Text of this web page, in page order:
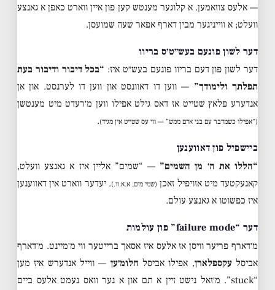
— אלעס צוזאמען. א קלוגער מענטש קען פון איין ווארט כאפן א גאנצע
וועלט; א ווייניגער מבין דארף אפאר שעה שמועסן.
דער לשון פונעם בעש״ט׳ס בריוו
דער לשון פון דעם בריוו פונעם בעש״ט איז: “בכל דיבור ודיבור בעת
תפלתך ולימודך” — ווען דו דאוונסט און ווען דו לערנסט. און אן
אנדערע פלאץ שטייט אז דאס גילט אפילו ווען מ׳רעדט מיט מענטשן
(“אפילו כשמדבר עם בני אדם ממש” — ווי עס שטייט אין מגיד).
ביישפיל פון דאווענען
“הללו את ה׳ מן השמים” — “שמים” אליין איז א גאנצע וועלט,
קאנעקטעד מיט אזויפיל זאכן (שמי מים, א.א.וו.). יעדער ווארט אין דאווענען
איז כפשוטו א גאנצע עולם.
דער “failure mode” פון עולמות
מ׳דארף פריער וויסן אז אלעס איז אסאך ברייטער ווי מ׳מיינט. מ׳דארף
אביסלעקספלארן, אפילו אביסל חלומ׳ען — ווייל אנדערש איז מען
“stuck”. מ׳זאל נישט זיין א תם און א נער וואס נעמט אלעס ביים